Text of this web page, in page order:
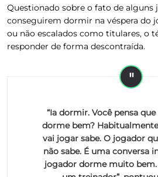
Questionado sobre o fato de alguns
conseguirem dormir na véspera do
ou não escalados como titulares, o
responder de forma descontraída.
“Ia dormir. Você pensa
dorme bem?
vai jogar sabe. O jogador
não sabe. É uma conversa
jogador dorme muito